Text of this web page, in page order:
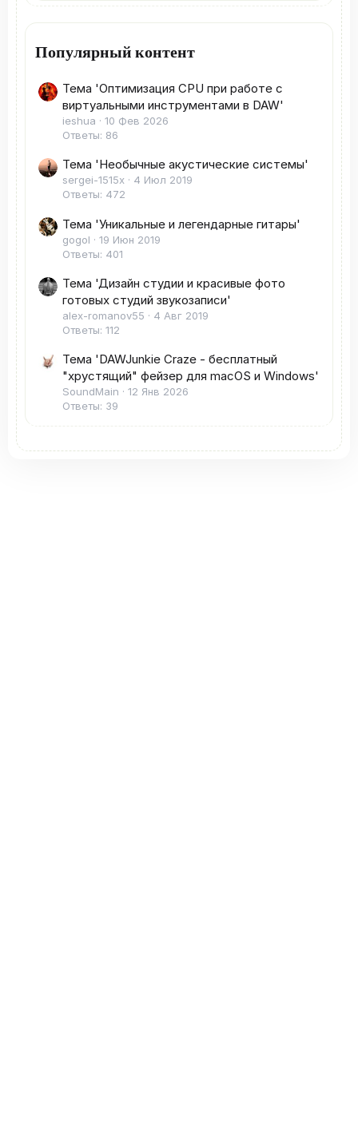
Популярный контент
Тема 'Оптимизация CPU при работе с
виртуальными инструментами в DAW'
ieshua
10 Фев 2026
Ответы: 86
Тема 'Необычные акустические системы'
sergei-1515x
4 Июл 2019
Ответы: 472
Тема 'Уникальные и легендарные гитары'
gogol
19 Июн 2019
Ответы: 401
Тема 'Дизайн студии и красивые фото
готовых студий звукозаписи'
alex-romanov55
4 Авг 2019
Ответы: 112
Тема 'DAWJunkie Craze - бесплатный
"хрустящий" фейзер для macOS и Windows'
SoundMain
12 Янв 2026
Ответы: 39